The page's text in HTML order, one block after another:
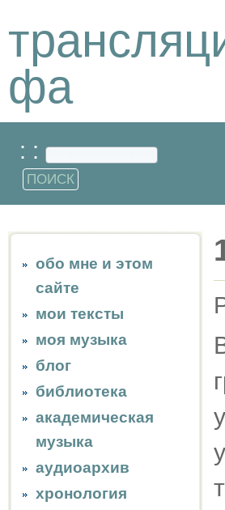
фа
: :
обо мне и этом
сайте
мои тексты
моя музыка
блог
библиотека
академическая
музыка
аудиоархив
хронология